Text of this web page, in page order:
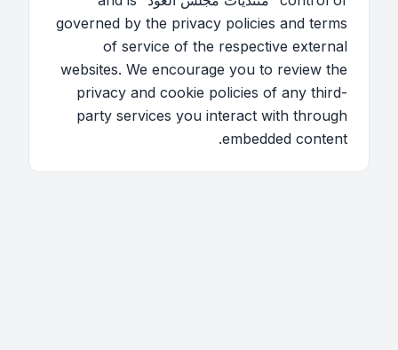
governed by the privacy policies and terms
of service of the respective external
websites. We encourage you to review the
privacy and cookie policies of any third-
party services you interact with through
embedded content.